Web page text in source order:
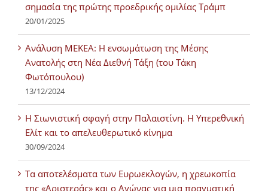
σημασία της πρώτης προεδρικής ομιλίας Τράμπ
20/01/2025
Ανάλυση ΜΕΚΕΑ: Η ενσωμάτωση της Μέσης
Ανατολής στη Νέα Διεθνή Τάξη (του Τάκη
Φωτόπουλου)
13/12/2024
Η Σιωνιστική σφαγή στην Παλαιστίνη. Η Υπερεθνική
Ελίτ και το απελευθερωτικό κίνημα
30/09/2024
Τα αποτελέσματα των Ευρωεκλογών, η χρεωκοπία
της «Αριστεράς» και ο Αγώνας για μια πραγματική